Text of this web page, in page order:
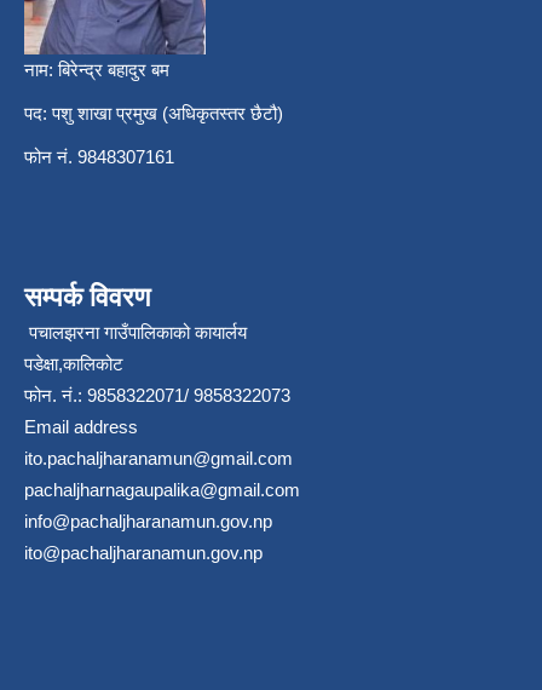
नाम: बिरेन्द्र बहादुर बम
पद: पशु शाखा प्रमुख (अधिकृतस्तर छैटौ)
फोन नं. 9848307161
सम्पर्क विवरण
पचालझरना गाउँपालिकाको कायार्लय
पडेक्षा,कालिकोट
फोन. नं.: 9858322071/ 9858322073
Email address
ito.pachaljharanamun@gmail.com
pachaljharnagaupalika@gmail.com
info@pachaljharanamun.gov.np
ito@pachaljharanamun.gov.np